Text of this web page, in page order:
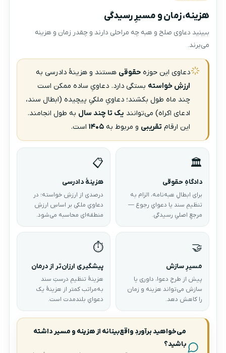
هزینه، زمان و مسیرِ رسیدگی
ببینید دعاوی صلح و هبه چه مراحلی دارند و چقدر زمان و هزینه
می‌برند.
دعاوی این حوزه حقوقی هستند و هزینهٔ دادرسی به
ارزشِ خواسته بستگی دارد. دعاویِ ساده ممکن است
چند ماه طول بکشند؛ دعاویِ ملکیِ پیچیده (ابطال سند،
ادعای اکراه) می‌توانند یک تا چند سال به طول انجامند.
این ارقام تقریبی و مربوط به ۱۴۰۵ است.
🏛️
دادگاهِ حقوقی
برای ابطالِ هبه‌نامه، الزام به
تنظیمِ سند یا دعوایِ رجوع —
مرجعِ اصلیِ رسیدگی.
📋
هزینهٔ دادرسی
درصدی از ارزشِ خواسته؛ در
دعاویِ ملکی بر اساسِ ارزشِ
منطقه‌ای محاسبه می‌شود.
🤝
مسیرِ سازش
پیش از طرحِ دعوا، داوری یا
سازش می‌تواند هزینه و زمان
را کاهش دهد.
⏱️
پیشگیری ارزان‌تر از درمان
هزینهٔ تنظیمِ درستِ سند
به‌مراتب کمتر از هزینهٔ یک
دعوایِ بلندمدت است.
می‌خواهید برآوردِ واقع‌بینانه از هزینه و مسیر داشته
باشید؟